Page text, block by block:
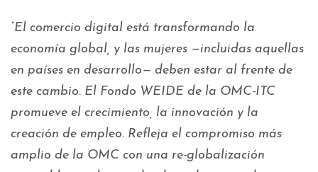
“El comercio digital está transformando la
economía global, y las mujeres —incluidas aquellas
en países en desarrollo— deben estar al frente de
este cambio. El Fondo WEIDE de la OMC-ITC
promueve el crecimiento, la innovación y la
creación de empleo. Refleja el compromiso más
amplio de la OMC con una re-globalización